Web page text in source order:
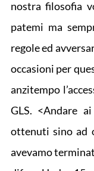
nostra filosofia
patemi ma
regole ed
occasioni per
anzitempo
GLS. <Andare
ottenuti sino ad
avevamo